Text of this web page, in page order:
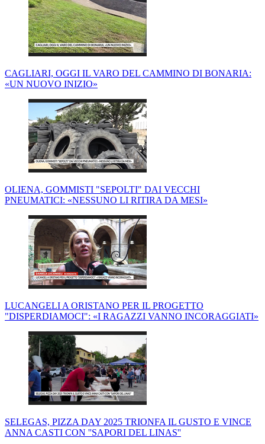
CAGLIARI, OGGI IL VARO DEL CAMMINO DI BONARIA:
«UN NUOVO INIZIO»
OLIENA, GOMMISTI "SEPOLTI" DAI VECCHI
PNEUMATICI: «NESSUNO LI RITIRA DA MESI»
LUCANGELI A ORISTANO PER IL PROGETTO
"DISPERDIAMOCI": «I RAGAZZI VANNO INCORAGGIATI»
SELEGAS, PIZZA DAY 2025 TRIONFA IL GUSTO E VINCE
ANNA CASTI CON ''SAPORI DEL LINAS''